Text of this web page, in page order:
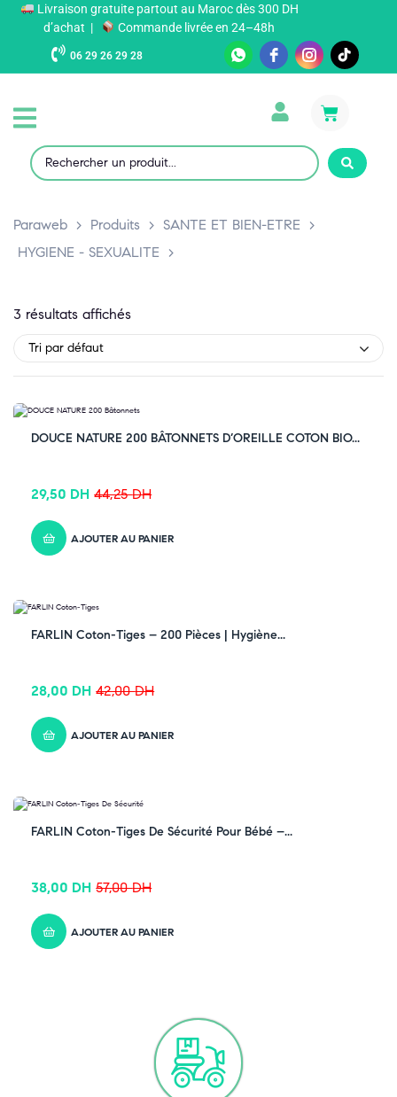
Livraison gratuite partout au Maroc dès 300 DH
d’achat |
Commande livrée en 24–48h
06 29 26 29 28
Paraweb > Produits > SANTE ET BIEN-ETRE
>
HYGIENE - SEXUALITE
>
3 résultats affichés
Tri par défaut
DOUCE NATURE 200 BÂTONNETS D’OREILLE COTON BIO...
44,25DH
29,50 DH
AJOUTER AU PANIER
FARLIN Coton-Tiges – 200 Pièces | Hygiène...
42,00DH
28,00 DH
AJOUTER AU PANIER
FARLIN Coton-Tiges De Sécurité Pour Bébé –...
57,00DH
38,00 DH
AJOUTER AU PANIER